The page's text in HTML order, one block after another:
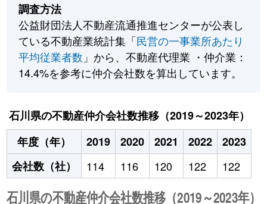
調査方法
公益財団法人不動産流通推進センターが公表し
ている不動産業統計集「民営の一事業所あたり
平均従業者数 」から、不動産代理業 ・仲介業：
14.4%を参考に仲介会社数を算出しています。
石川県の不動産仲介会社数推移（2019～2023年）
年度（年）
2019 2020 2021 2022
2023
会社数（社）
114 116 120 122 122